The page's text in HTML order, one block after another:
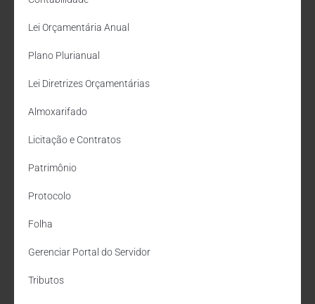
Lei Orçamentária Anual
Plano Plurianual
Lei Diretrizes Orçamentárias
Almoxarifado
Licitação e Contratos
Patrimônio
Protocolo
Folha
Gerenciar Portal do Servidor
Tributos